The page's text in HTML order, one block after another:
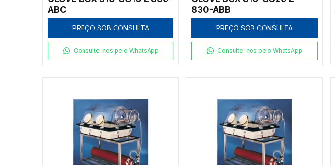
ABC
PREÇO SOB CONSULTA
Consulte-nos pelo WhatsApp
830-ABB
PREÇO SOB CONSULTA
Consulte-nos pelo WhatsApp